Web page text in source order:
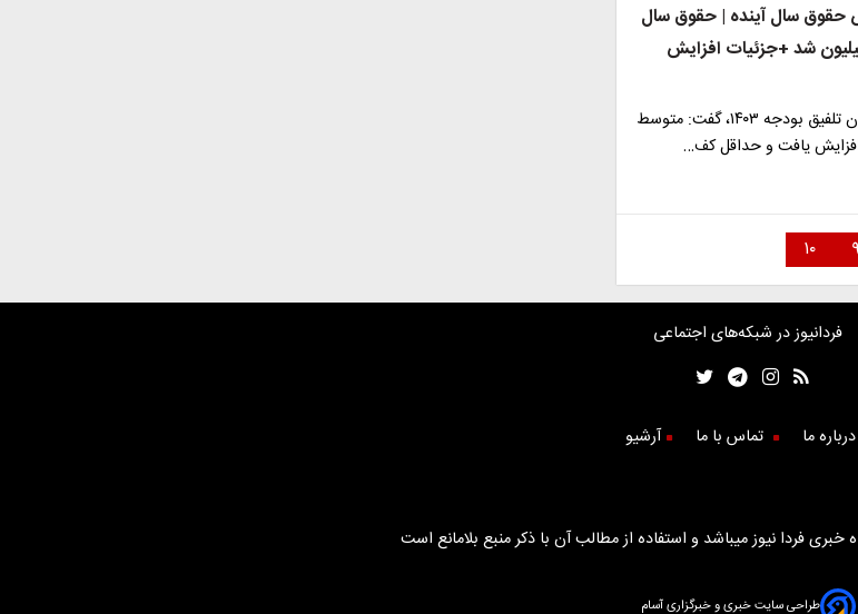
حقوق سال آینده | حقوق سال
این گروه از کارمندان ۱۱/۵ میلیون شد +جزئیات افزایش
رئیس کمیته حقوق و دستمزد کمیسیون تلفیق بودجه ۱۴۰۳، گفت: متوسط
۹ ۱۰
فردانیوز در شبکه‌های اجتماعی
درباره ما تماس با ما آرشیو
فردا نیوز میباشد و استفاده از مطالب آن با ذکر منبع بلامانع است
طراحی سایت خبری و خبرگزاری آسام